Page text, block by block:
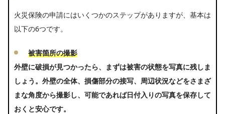
火災保険の申請にはいくつかのステップがありますが、基本は
以下の6つです。
被害箇所の撮影
外壁に破損が見つかったら、まずは被害の状態を写真に残しま
しょう。外壁の全体、損傷部分の接写、周辺状況などをさまざ
まな角度から撮影し、可能であれば日付入りの写真を保存して
おくと安心です。